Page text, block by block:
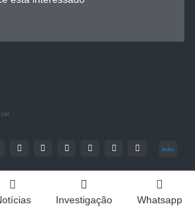
Index
Investigação Whatsapp